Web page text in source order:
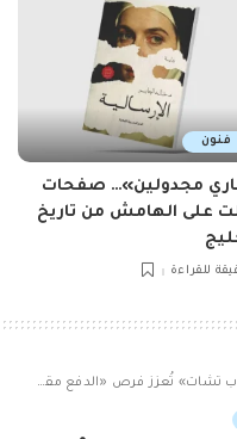
فنون
مجدولين»… صفحات
على الهامش من تاريخ
تُعزز فرص «الدفع مقابل الخدمات»